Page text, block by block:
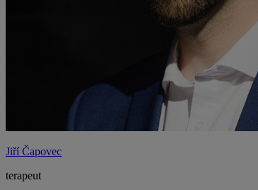
Jiří Čapovec
terapeut